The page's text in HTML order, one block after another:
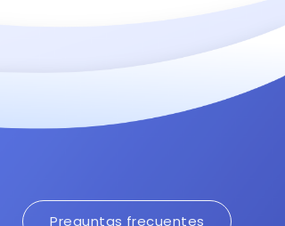
Preguntas frecuentes